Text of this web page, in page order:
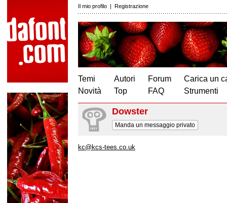
Il mio profilo | Registrazione
Temi
Novità
Autori
Top
Forum
FAQ
Carica un
Strumenti
Dowster
Manda un messaggio privato
kc@kcs-tees.co.uk